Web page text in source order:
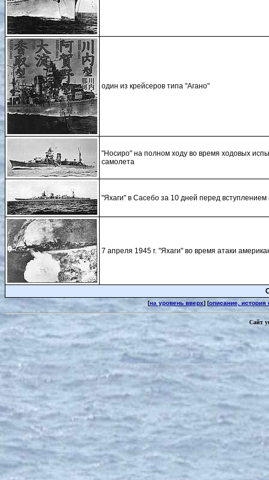
один из крейсеров типа "Агано"
"Носиро" на полном ходу во время ходовых
самолета
"Яхаги" в Сасебо за 10 дней перед вступлением
7 апреля 1945 г. "Яхаги" во время атаки
[на уровень вверх] [описание,
Сайт